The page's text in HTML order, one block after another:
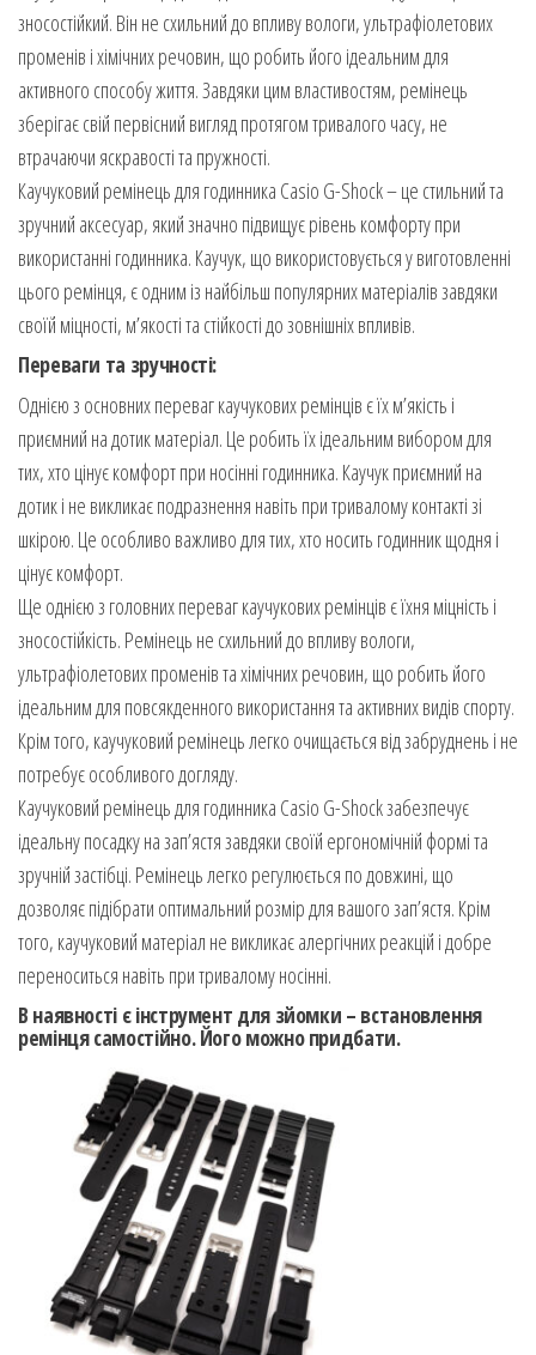
зносостійкий. Він не схильний до впливу вологи, ультрафіолетових
променів і хімічних речовин, що робить його ідеальним для
активного способу життя. Завдяки цим властивостям, ремінець
зберігає свій первісний вигляд протягом тривалого часу, не
втрачаючи яскравості та пружності.
Каучуковий ремінець для годинника Casio G-Shock – це стильний та
зручний аксесуар, який значно підвищує рівень комфорту при
використанні годинника. Каучук, що використовується у виготовленні
цього ремінця, є одним із найбільш популярних матеріалів завдяки
своїй міцності, м’якості та стійкості до зовнішніх впливів.
Переваги та зручності:
Однією з основних переваг каучукових ремінців є їх м’якість і
приємний на дотик матеріал. Це робить їх ідеальним вибором для
тих, хто цінує комфорт при носінні годинника. Каучук приємний на
дотик і не викликає подразнення навіть при тривалому контакті зі
шкірою. Це особливо важливо для тих, хто носить годинник щодня і
цінує комфорт.
Ще однією з головних переваг каучукових ремінців є їхня міцність і
зносостійкість. Ремінець не схильний до впливу вологи,
ультрафіолетових променів та хімічних речовин, що робить його
ідеальним для повсякденного використання та активних видів спорту.
Крім того, каучуковий ремінець легко очищається від забруднень і не
потребує особливого догляду.
Каучуковий ремінець для годинника Casio G-Shock забезпечує
ідеальну посадку на зап’ястя завдяки своїй ергономічній формі та
зручній застібці. Ремінець легко регулюється по довжині, що
дозволяє підібрати оптимальний розмір для вашого зап’ястя. Крім
того, каучуковий матеріал не викликає алергічних реакцій і добре
переноситься навіть при тривалому носінні.
В наявності є інструмент для зйомки – встановлення
ремінця самостійно. Його можно придбати.